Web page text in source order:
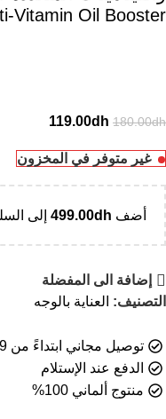
Vitamin Oil Booster”
180.00dh
119.00dh
غير متوفر في المخزون
أضف 499.00dh إلى
إضافة الى المفضلة
التصنيف: العناية بالوجه
توصيل مجاني ابتداءً من 499 درهم
الدفع عند الإستلام
منتوج ألماني 100%